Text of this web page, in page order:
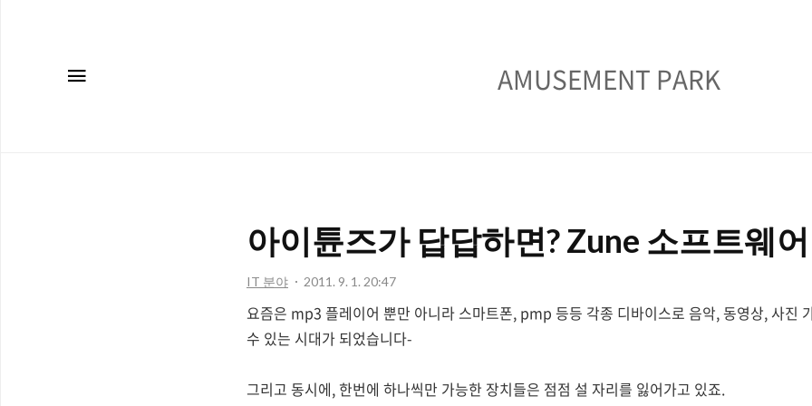
PARK
AMUSEMENT PARK
아이튠즈가 답답하면? Zune 소프트웨
IT 분야 2011. 9. 1. 20:47
요즘은 mp3 플레이어 뿐만 아니라 스마트폰, pmp 등등 각종 디바이스로 음악, 동영상, 사진
수 있는 시대가 되었습니다-
그리고 동시에, 한번에 하나씩만 가능한 장치들은 점점 설 자리를 잃어가고 있죠.